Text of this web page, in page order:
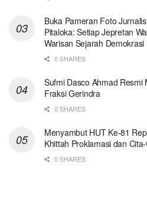
Buka Pameran Foto
Pitaloka: Setiap Jepretan
Warisan Sejarah Demokrasi
0 SHARES
Sufmi Dasco Ahmad
Fraksi Gerindra
0 SHARES
Menyambut HUT Ke-81
Khittah Proklamasi dan
0 SHARES